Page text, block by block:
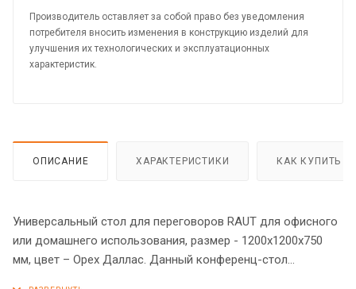
Производитель оставляет за собой право без уведомления
потребителя вносить изменения в конструкцию изделий для
улучшения их технологических и эксплуатационных
характеристик.
ОПИСАНИЕ ХАРАКТЕРИСТИКИ КАК КУПИТЬ
Универсальный стол для переговоров RAUT для офисного
или домашнего использования, размер - 1200х1200х750
мм, цвет – Орех Даллас. Данный конференц-стол